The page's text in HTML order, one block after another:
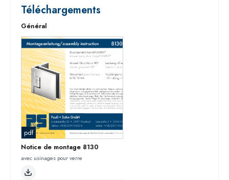
Téléchargements
Général
pdf
Notice de montage 8130
avec usinages pour verre